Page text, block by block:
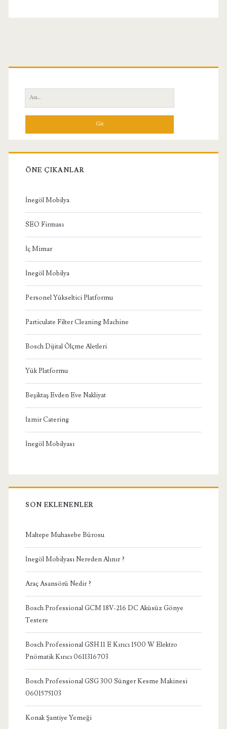
Birincil
Yan
Menü
Ara:
ÖNE ÇIKANLAR
İnegöl Mobilya
SEO Firması
İç Mimar
İnegöl Mobilya
Personel Yükseltici Platformu
Particulate Filter Cleaning Machine
Bosch Dijital Ölçme Aletleri
Yük Platformu
Beşiktaş Evden Eve Nakliyat
İzmir Catering
İnegöl Mobilyası
SON EKLENENLER
Maltepe Muhasebe Bürosu
İnegöl Mobilyası Nereden Alınır ?
Araç Asansörü Nedir ?
Bosch Professional GCM 18V-216 DC Aküsüz Gönye
Testere
Bosch Professional GSH 11 E Kırıcı 1500 W Elektro
Pnömatik Kırıcı 0611316703
Bosch Professional GSG 300 Sünger Kesme Makinesi
0601575103
Konak Şantiye Yemeği